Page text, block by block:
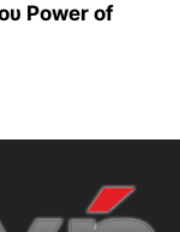
Power of